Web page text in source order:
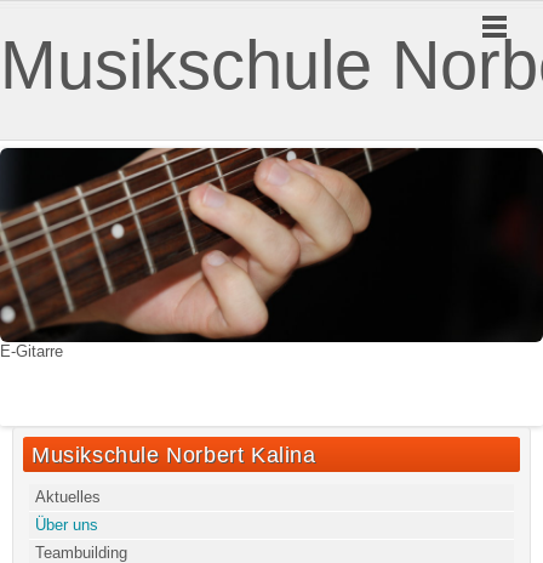
Musikschule
E-Gitarre
Musikschule Norbert Kalina
Aktuelles
Über uns
Teambuilding